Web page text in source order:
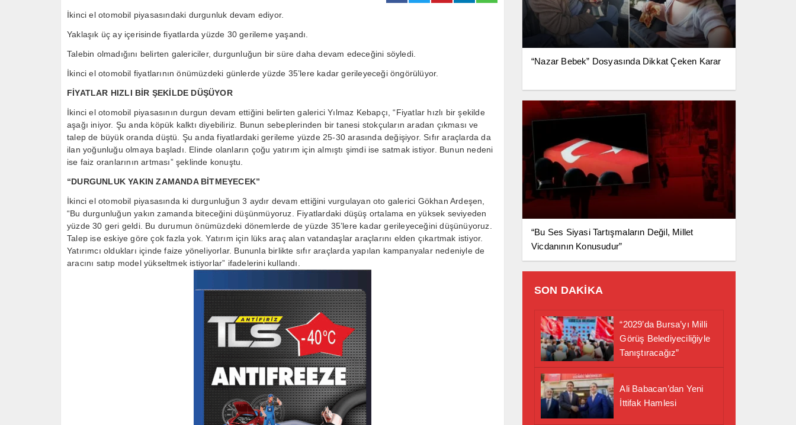
İkinci el otomobil piyasasındaki durgunluk devam ediyor.
Yaklaşık üç ay içerisinde fiyatlarda yüzde 30 gerileme yaşandı.
Talebin olmadığını belirten galericiler, durgunluğun bir süre daha devam edeceğini söyledi.
İkinci el otomobil fiyatlarının önümüzdeki günlerde yüzde 35’lere kadar gerileyeceği öngörülüyor.
FİYATLAR HIZLI BİR ŞEKİLDE DÜŞÜYOR
İkinci el otomobil piyasasının durgun devam ettiğini belirten galerici Yılmaz Kebapçı, “Fiyatlar hızlı bir şekilde
aşağı iniyor. Şu anda köpük kalktı diyebiliriz. Bunun sebeplerinden bir tanesi stokçuların aradan çıkması ve
talep de büyük oranda düştü. Şu anda fiyatlardaki gerileme yüzde 25-30 arasında değişiyor. Sıfır araçlarda da
ilan yoğunluğu olmaya başladı. Elinde olanların çoğu yatırım için almıştı şimdi ise satmak istiyor. Bunun nedeni
ise faiz oranlarının artması” şeklinde konuştu.
“DURGUNLUK YAKIN ZAMANDA BİTMEYECEK”
İkinci el otomobil piyasasında ki durgunluğun 3 aydır devam ettiğini vurgulayan oto galerici Gökhan Ardeşen,
“Bu durgunluğun yakın zamanda biteceğini düşünmüyoruz. Fiyatlardaki düşüş ortalama en yüksek seviyeden
yüzde 30 geri geldi. Bu durumun önümüzdeki dönemlerde de yüzde 35’lere kadar gerileyeceğini düşünüyoruz.
Talep ise eskiye göre çok fazla yok. Yatırım için lüks araç alan vatandaşlar araçlarını elden çıkartmak istiyor.
Yatırımcı oldukları içinde faize yöneliyorlar. Bununla birlikte sıfır araçlarda yapılan kampanyalar nedeniyle de
aracını satıp model yükseltmek istiyorlar” ifadelerini kullandı.
“Nazar Bebek” Dosyasında Dikkat Çeken Karar
“Bu Ses Siyasi Tartışmaların Değil, Millet
Vicdanının Konusudur”
SON DAKİKA
“2029’da Bursa’yı Milli
Görüş Belediyeciliğiyle
Tanıştıracağız”
Ali Babacan’dan Yeni
İttifak Hamlesi